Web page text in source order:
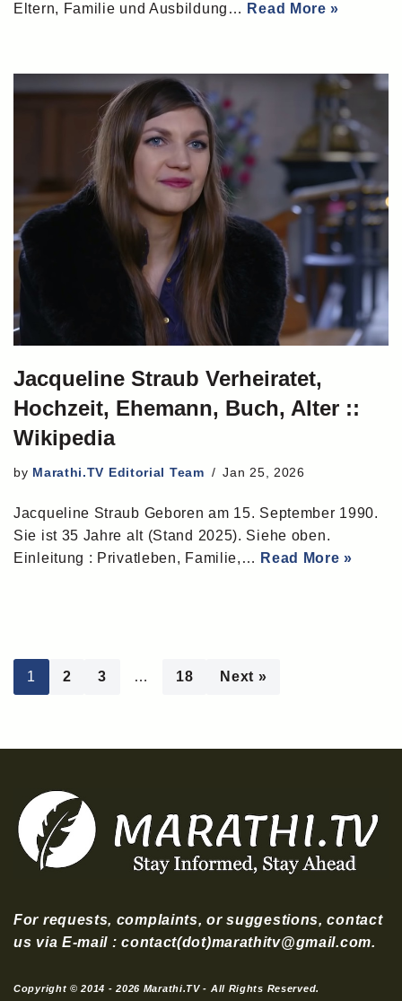
Eltern, Familie und Ausbildung… Read More »
Jacqueline Straub Verheiratet,
Hochzeit, Ehemann, Buch, Alter ::
Wikipedia
by Marathi.TV Editorial Team Jan 25, 2026
Jacqueline Straub Geboren am 15. September 1990.
Sie ist 35 Jahre alt (Stand 2025). Siehe oben.
Einleitung : Privatleben, Familie,… Read More »
1 2 3 … 18 Next »
For requests, complaints, or suggestions, contact
us via E-mail : contact(dot)marathitv@gmail.com.
Copyright © 2014 - 2026 Marathi.TV - All Rights Reserved.